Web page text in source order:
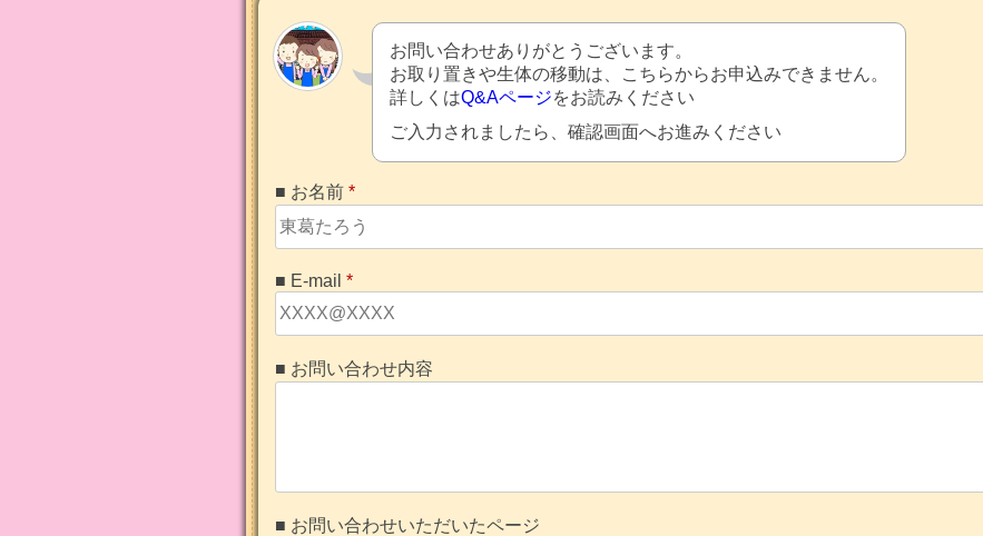
お問い合わせありがとうございます。
お取り置きや生体の移動は、こちらからお申込みできません。
詳しくはQ&Aページをお読みください
ご入力されましたら、確認画面へお進みください
■ お名前 *
■ E-mail *
■ お問い合わせ内容
■ お問い合わせいただいたページ